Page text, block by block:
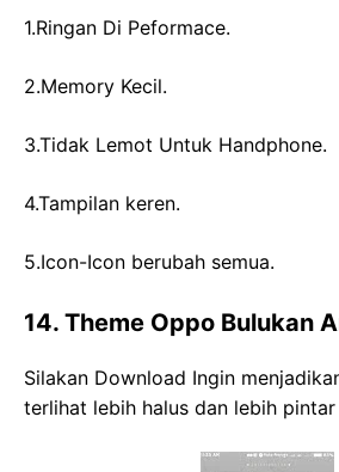
1.Ringan Di Peformace.
2.Memory Kecil.
3.Tidak Lemot Untuk Handphone.
4.Tampilan keren.
5.Icon-Icon berubah semua.
14. Theme Oppo Bulukan
Silakan Download Ingin
terlihat lebih halus dan lebih